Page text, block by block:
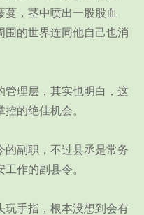
，茎中喷出一股股血
围的世界连同他自己也消
理层，其实也明白，这
的绝佳机会。
副职，不过县丞是常务
作的副县令。
手指，根本没想到会有